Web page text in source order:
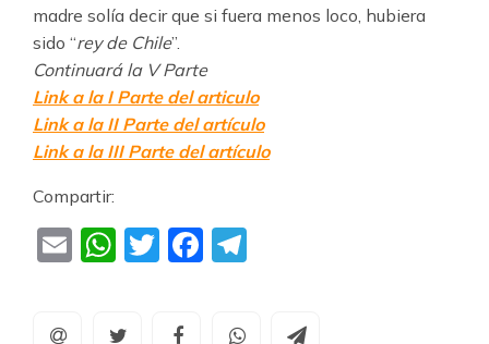
madre solía decir que si fuera menos loco, hubiera
sido “rey de Chile”.
Continuará la V Parte
Link a la I Parte del articulo
Link a la II Parte del artículo
Link a la III Parte del artículo
Compartir:
EmailWhatsApp
TwitterFacebook